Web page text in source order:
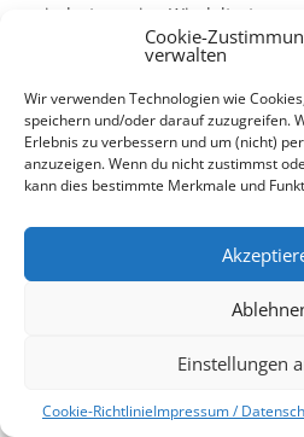
Cookie-
verwalten
Wir verwenden Technologien wie
speichern und/oder darauf zuzugreifen.
Erlebnis zu verbessern und um (nicht)
anzuzeigen. Wenn du nicht zustimmst
kann dies bestimmte Merkmale und
Einstellungen
Cookie-RichtlinieImpressum /
mindestens eine Windeltorte
ein witziges Geschenk, das
gebrauchen können und es dem
Windeltorten sind
Geschenk als einen Gutschein
Falle bastelt man eine solche
werde hier demnächst sicherlich
oder 2er NewBorn Windeln
sich so schon ab 20€ ein